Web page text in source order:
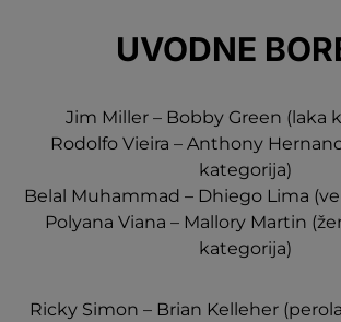
UVODNE
Jim Miller – Bobby Green (laka
Rodolfo Vieira – Anthony
kategorija)
Belal Muhammad – Dhiego Lima
Polyana Viana – Mallory Martin
kategorija)
Ricky Simon – Brian Kelleher